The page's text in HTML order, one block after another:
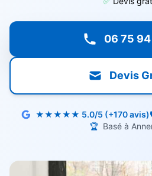
06 75
Devis
★★★★★ 5.0/5 (+170 avis)
🏆 Basé à